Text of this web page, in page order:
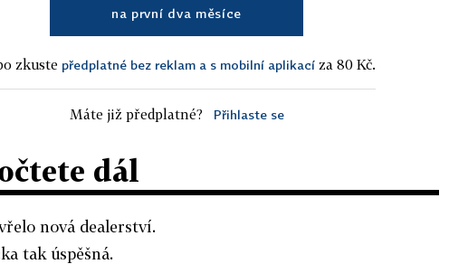
na první dva měsíce
zkuste předplatné bez reklam a s mobilní aplikací za 80 Kč.
Máte již předplatné? Přihlaste se
dál
nová dealerství.
tak úspěšná.